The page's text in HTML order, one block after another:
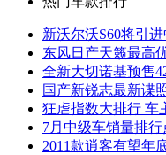
新沃尔沃S60将引
东风日产天籁最高
全新大切诺基预售
国产新锐志最新谍
狂虐指数大排行 车
7月中级车销量排
2011款逍客有望年